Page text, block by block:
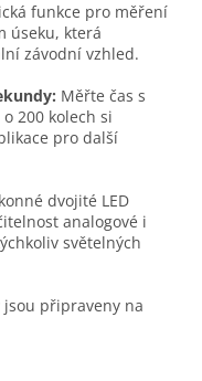
funkce pro měření
úseku, která
závodní vzhled.
Měřte čas s
200 kolech si
pro další
dvojité LED
analogové i
světelných
jsou připraveny na